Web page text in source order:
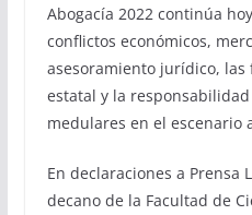
Abogacía 2022 continúa
conflictos económicos,
asesoramiento jurídico, las
estatal y la
medulares en el escenario
En declaraciones a Prensa
decano de la Facultad de